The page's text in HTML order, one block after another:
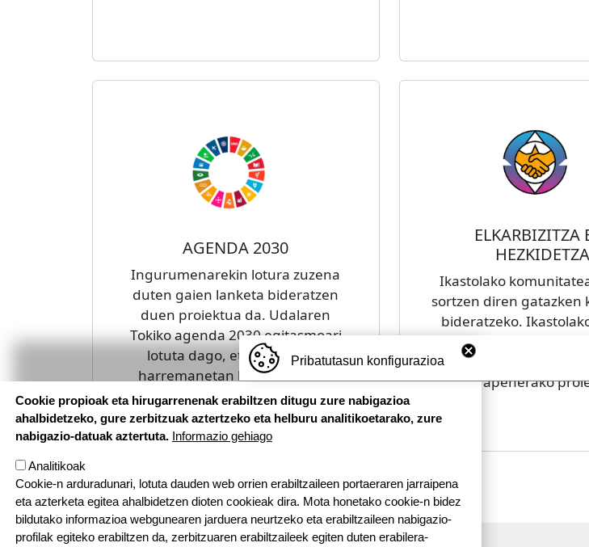
AGENDA 2030
Ingurumenarekin lotura zuzena
duten gaien lanketa bideratzen
duen proiektua da. Udalaren
Tokiko agenda 2030 egitasmoari
lotuta dago, eta udalarekin
harremanetan bideratzen da.
ELKARBIZITZA
HEZKIDETZA
Ikastolako
sortzen diren gatazken
bideratzeko.
lanketarako eta
ikasi
garapenerako
Pribatutasun konfigurazioa
Cookie propioak eta hirugarrenenak erabiltzen ditugu zure nabigazioa
ahalbidetzeko, gure zerbitzuak aztertzeko eta helburu analitikoetarako, zure
nabigazio-datuak aztertuta. Informazio gehiago
Analitikoak
Cookie-n arduradunari, lotuta dauden web orrien erabiltzaileen portaeraren jarraipena
eta azterketa egitea ahalbidetzen dioten cookieak dira. Mota honetako cookie-n bidez
bildutako informazioa webgunearen jarduera neurtzeko eta erabiltzaileen nabigazio-
profilak egiteko erabiltzen da, zerbitzuaren erabiltzaileek egiten duten erabilera-